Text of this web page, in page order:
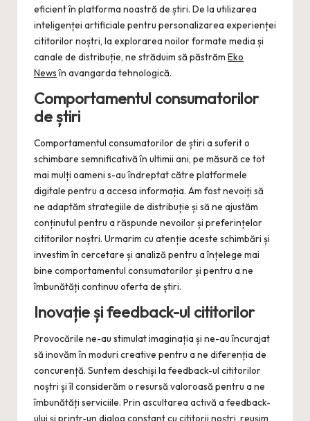
eficient în platforma noastră de știri. De la utilizarea
inteligenței artificiale pentru personalizarea experienței
cititorilor noștri, la explorarea noilor formate media și
canale de distribuție, ne străduim să păstrăm Eko
Newsîn avangarda tehnologică.
Comportamentul consumatorilor
de știri
Comportamentul consumatorilor de știri a suferit o
schimbare semnificativă în ultimii ani, pe măsură ce tot
mai mulți oameni s-au îndreptat către platformele
digitale pentru a accesa informația. Am fost nevoiți să
ne adaptăm strategiile de distribuție și să ne ajustăm
conținutul pentru a răspunde nevoilor și preferințelor
cititorilor noștri. Urmarim cu atenție aceste schimbări și
investim în cercetare și analiză pentru a înțelege mai
bine comportamentul consumatorilor și pentru a ne
îmbunătăți continuu oferta de știri.
Inovație și feedback-ul cititorilor
Provocările ne-au stimulat imaginația și ne-au încurajat
să inovăm în moduri creative pentru a ne diferenția de
concurență. Suntem deschiși la feedback-ul cititorilor
noștri și îl considerăm o resursă valoroasă pentru a ne
îmbunătăți serviciile. Prin ascultarea activă a feedback-